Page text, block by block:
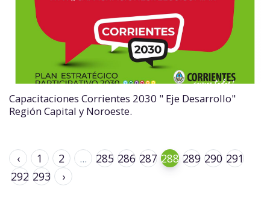
Capacitaciones Corrientes 2030 " Eje Desarrollo"
Región Capital y Noroeste.
‹ 1 2 ... 285 286 287 288 289 290 291
292 293 ›